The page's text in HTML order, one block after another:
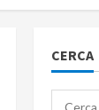
CERCA
Ricerca